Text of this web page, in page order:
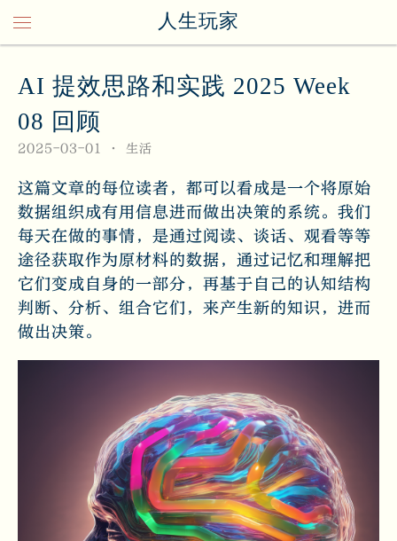
人生玩家
AI 提效思路和实践 2025 Week
08 回顾
2025-03-01 生活
这篇文章的每位读者，都可以看成是一个将原始
数据组织成有用信息进而做出决策的系统。我们
每天在做的事情，是通过阅读、谈话、观看等等
途径获取作为原材料的数据，通过记忆和理解把
它们变成自身的一部分，再基于自己的认知结构
判断、分析、组合它们，来产生新的知识，进而
做出决策。